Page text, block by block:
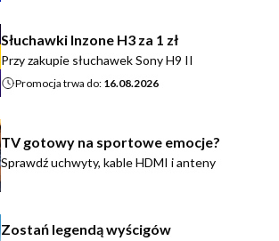
Słuchawki Inzone H3 za 1 zł
Przy zakupie słuchawek Sony H9 II
Promocja trwa do: 16.08.2026
TV gotowy na sportowe emocje?
Sprawdź uchwyty, kable HDMI i anteny
Zostań legendą wyścigów